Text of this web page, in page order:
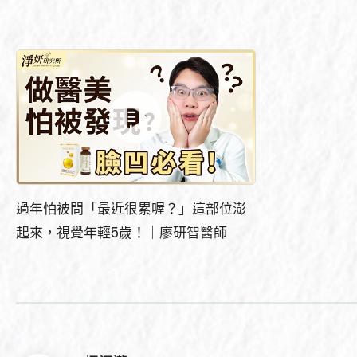
過年怕被問「最近很累喔？」這部位澎
起來，視覺年輕5歲！｜廖研智醫師